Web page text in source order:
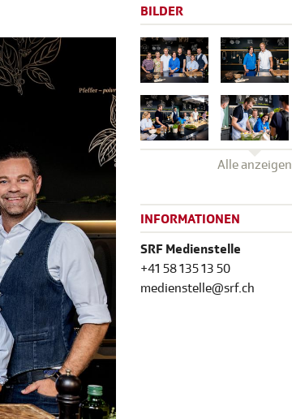
BILDER
Alle anzeigen
INFORMATIONEN
SRF Medienstelle
+41 58 135 13 50
medienstelle@srf.ch